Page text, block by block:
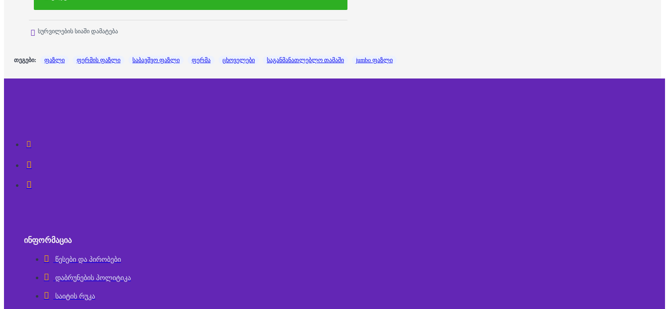
სურვილების სიაში დამატება
თეგები: ფაზლი ფერმის ფაზლი საბავშვო ფაზლი ფერმა ცხოველები საგანმანათლებლო თამაში jumbo ფაზლი
ᲘᲜᲤᲝᲠᲛᲐᲪᲘᲐ
წესები და პირობები
დაბრუნების პოლიტიკა
საიტის რუკა